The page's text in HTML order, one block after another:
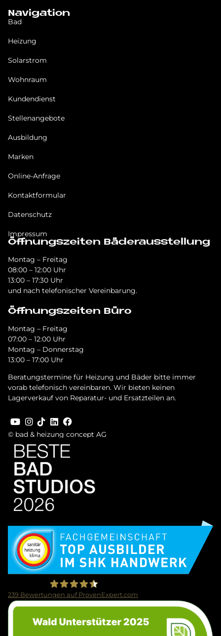
© bad & heizung concept AG
239 Bewertungen auf ProvenExpert.com
Bild
Navigation
Bad
Heizung
Solarstrom
Wohnraum
Kundendienst
Stellenangebote
Ausbildung
Marken
Online-Anfrage
Kontaktformular
Datenschutz
Impressum
Öffnungszeiten Bäderausstellung
Montag – Freitag
08:00 – 12:00 Uhr
13:00 – 17:30 Uhr
und nach telefonischer Vereinbarung.
Öffnungszeiten Büro
Montag – Freitag
07:00 – 12:00 Uhr
Montag – Donnerstag
13:00 – 17:00 Uhr
Beratungstermine für Heizung und Bäder bitte immer
vorab telefonisch vereinbaren. Wir bieten keinen
Lagerverkauf von Reparatur- und Ersatzteilen an.